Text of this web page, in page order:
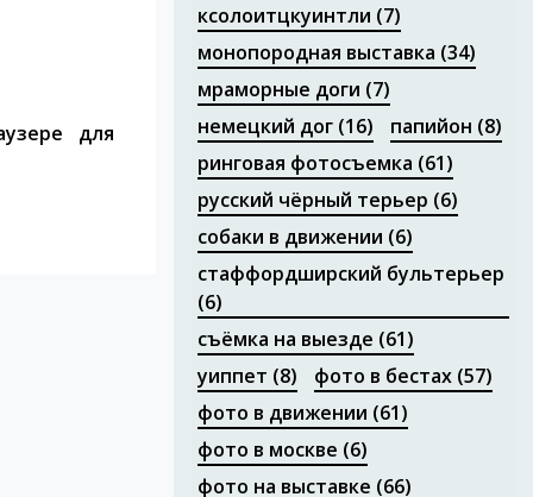
для
ксолоитцкуинтли (7)
монопородная выставка (34)
мраморные доги (7)
немецкий дог(16) папийон (8)
ринговая фотосъемка (61)
русский чёрный терьер (6)
собаки в движении (6)
стаффордширский бультерьер
(6)
съёмка на выезде (61)
уиппет (8) фото в бестах(57)
фото в движении (61)
фото в москве (6)
фото на выставке (66)